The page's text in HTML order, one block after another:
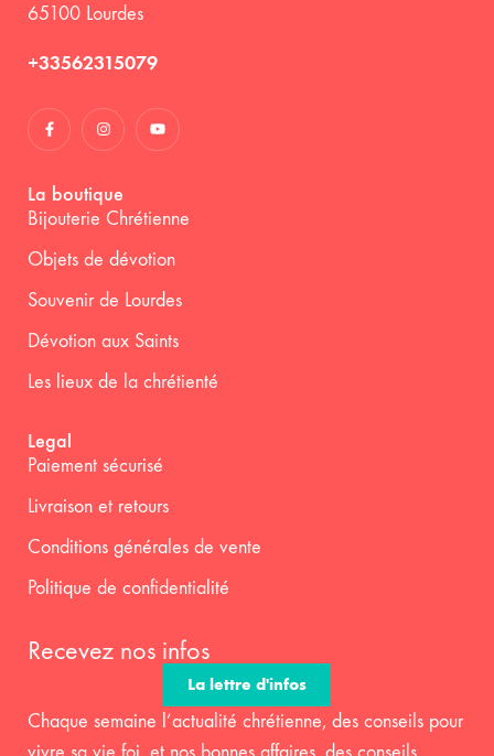
65100 Lourdes
+33562315079
La boutique
Bijouterie Chrétienne
Objets de dévotion
Souvenir de Lourdes
Dévotion aux Saints
Les lieux de la chrétienté
Legal
Paiement sécurisé
Livraison et retours
Conditions générales de vente
Politique de confidentialité
Recevez nos infos
La lettre d'infos
Chaque semaine l’actualité chrétienne, des conseils pour